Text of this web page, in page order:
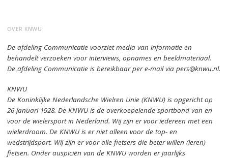
OVER KNWU
De afdeling Communicatie voorziet media van informatie en
behandelt verzoeken voor interviews, opnames en beeldmateriaal.
De afdeling Communicatie is bereikbaar per e-mail via pers@knwu.nl.
KNWU
De Koninklijke Nederlandsche Wielren Unie (KNWU) is opgericht op
26 januari 1928.De KNWU is de overkoepelende sportbond van en
voor de wielersport in Nederland. Wij zijn er voor iedereen met een
wielerdroom.De KNWU is er niet alleen voor de top- en
wedstrijdsport. Wij zijn ervoor alle fietsers die beter willen (leren)
fietsen. Onder auspiciën van de KNWU worden er jaarlijks